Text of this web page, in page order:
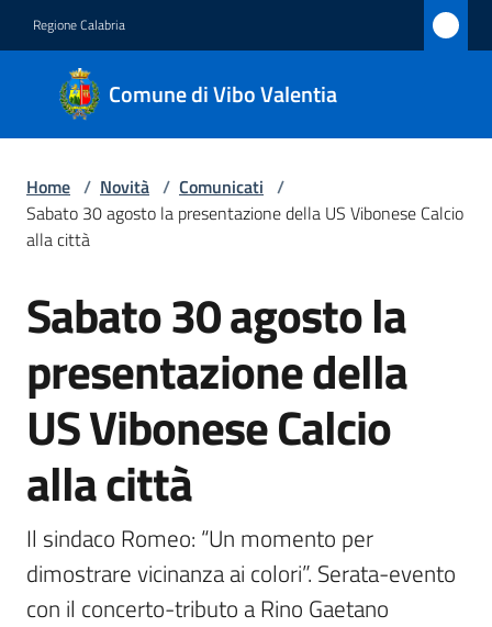
Regione Calabria
Comune di Vibo Valentia
Comune
di Vibo
Valentia
Amministrazione
Novità
Menu selezionato
Vivere
Vibo
Valentia
A
Home / Novità / Comunicati /
Sabato 30 agosto la presentazione della US Vibonese Calcio
alla città
Salta al contenuto
Sabato 30 agosto la
presentazione della
US Vibonese Calcio
alla città
Il sindaco Romeo: “Un momento per
dimostrare vicinanza ai colori”. Serata-evento
con il concerto-tributo a Rino Gaetano